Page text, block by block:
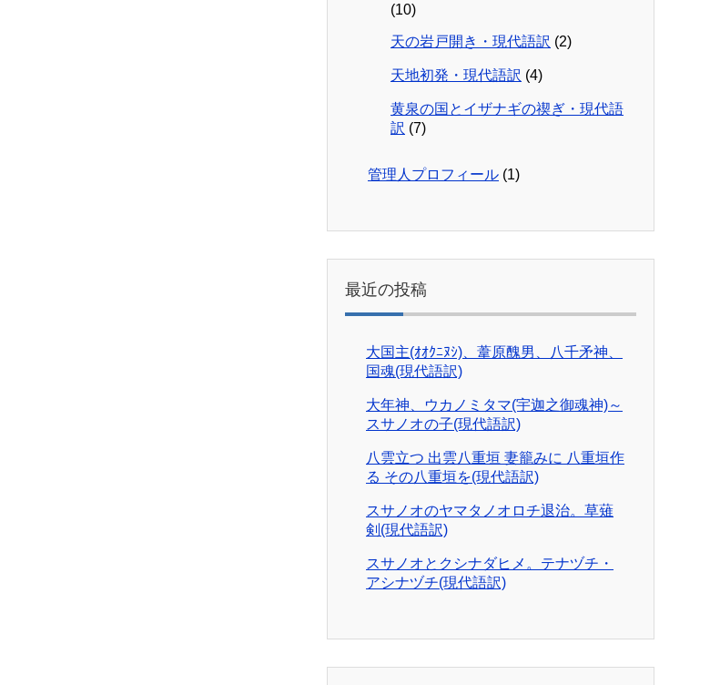
(10)
天の岩戸開き・現代語訳 (2)
天地初発・現代語訳 (4)
黄泉の国とイザナギの禊ぎ・現代語
訳 (7)
管理人プロフィール (1)
最近の投稿
大国主(ｵｵｸﾆﾇｼ)、葦原醜男、八千矛神、
国魂(現代語訳)
大年神、ウカノミタマ(宇迦之御魂神)～
スサノオの子(現代語訳)
八雲立つ 出雲八重垣 妻籠みに 八重垣作
る その八重垣を(現代語訳)
スサノオのヤマタノオロチ退治。草薙
剣(現代語訳)
スサノオとクシナダヒメ。テナヅチ・
アシナヅチ(現代語訳)